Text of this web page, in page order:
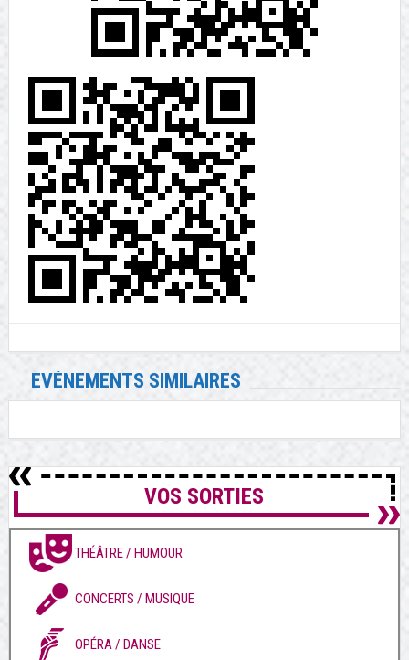
EVÉNEMENTS SIMILAIRES
VOS SORTIES
THÉÂTRE / HUMOUR
CONCERTS / MUSIQUE
OPÉRA / DANSE